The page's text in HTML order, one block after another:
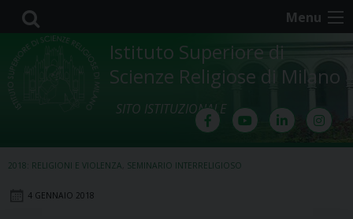
Skip
content
Menu
Istituto Superiore di
Scienze Religiose di Milano
SITO ISTITUZIONALE
2018: RELIGIONI E VIOLENZA SEMINARIO INTERRELIGIOSO
4 GENNAIO 2018